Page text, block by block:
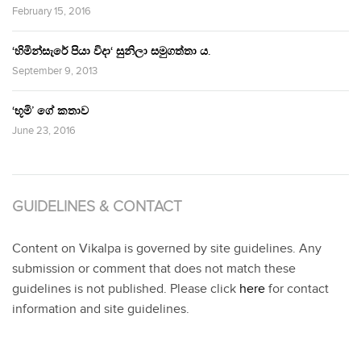
February 15, 2016
‘හිමින්සැරේ පියා විදා‘ සුනිලා සමුගත්තා ය.
September 9, 2013
‘භූමි’ ගේ කතාව
June 23, 2016
GUIDELINES & CONTACT
Content on Vikalpa is governed by site guidelines. Any
submission or comment that does not match these
guidelines is not published. Please click here for contact
information and site guidelines.